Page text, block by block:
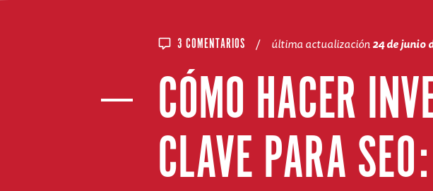
3 COMENTARIOS / última actualización24 de junio
CÓMO HACER
CLAVE PARA